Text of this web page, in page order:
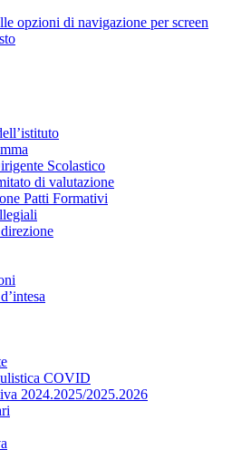
opzioni di navigazione per screen
Scolastico
di valutazione
Patti Formativi
COVID
2024.2025/2025.2026